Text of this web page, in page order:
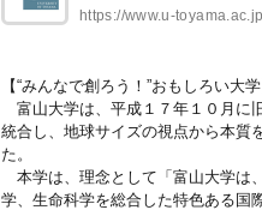
https://www.u-
【“みんなで創ろう！”おもしろい大学
富山大学は、平成１７年１０月に
統合し、地球サイズの視点から本質
た。
本学は、理念として「富山大学は
学、生命科学を総合した特色ある国